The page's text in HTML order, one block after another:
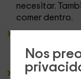
Nos
necesitar.
comer dentro.
película en la
El segundo